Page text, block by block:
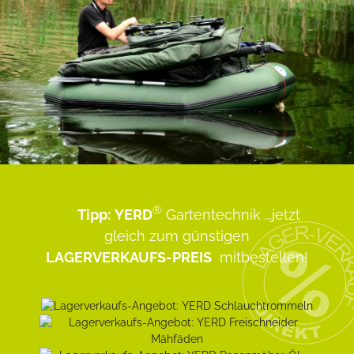
Tipp: YERD® Gartentechnik ...jetzt
gleich zum günstigen
LAGERVERKAUFS-PREIS mitbestellen!